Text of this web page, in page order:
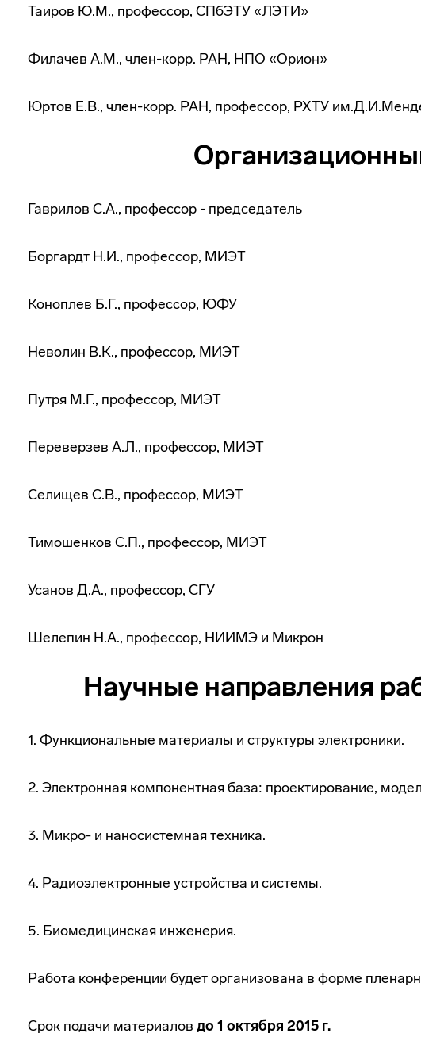
Таиров Ю.М., профессор, СПбЭТУ «ЛЭТИ»
Филачев А.М., член-корр. РАН, НПО «Орион»
Юртов Е.В., член-корр. РАН, профессор, РХТУ
Гаврилов С.А., профессор - председатель
Боргардт Н.И., профессор, МИЭТ
Коноплев Б.Г., профессор, ЮФУ
Неволин В.К., профессор, МИЭТ
Путря М.Г., профессор, МИЭТ
Переверзев А.Л., профессор, МИЭТ
Селищев С.В., профессор, МИЭТ
Тимошенков С.П., профессор, МИЭТ
Усанов Д.А., профессор, СГУ
Шелепин Н.А., профессор, НИИМЭ и Микрон
Научные направления
1. Функциональные материалы и структуры электроники.
2. Электронная компонентная база: проектирование,
3. Микро- и наносистемная техника.
4. Радиоэлектронные устройства и системы.
5. Биомедицинская инженерия.
Работа конференции будет организована в форме
Срок подачи материалов до 1 октября 2015 г.